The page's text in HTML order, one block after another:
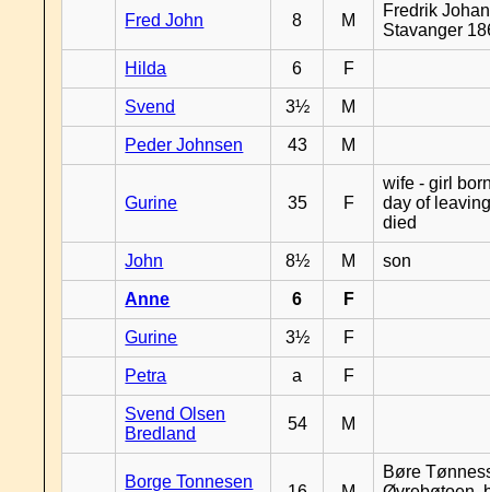
Fred John 8 M
Fredrik
Stavanger
Hilda 6 F
Svend 3½ M
Peder Johnsen 43 M
Gurine 35 F
wife - girl
day of
died
John 8½ M son
Anne 6 F
Gurine 3½ F
Petra a F
Svend Olsen
Bredland
54 M
Borge Tonnesen
Børe